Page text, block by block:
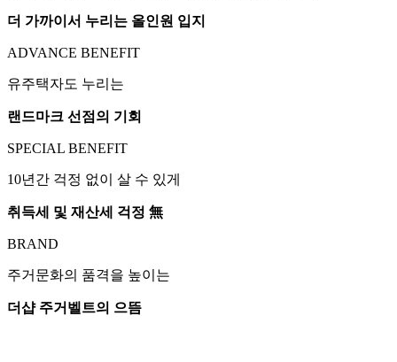
더 가까이서 누리는 올인원 입지
ADVANCE BENEFIT
유주택자도 누리는
랜드마크 선점의 기회
SPECIAL BENEFIT
10년간 걱정 없이 살 수 있게
취득세 및 재산세 걱정 無
BRAND
주거문화의 품격을 높이는
더샵 주거벨트의 으뜸